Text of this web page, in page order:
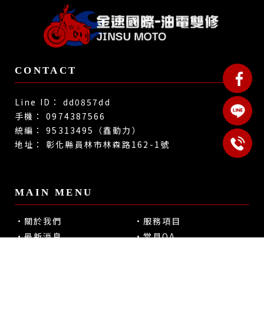
dd0857dd
0974387566
95313495（鑫動力）
彰化縣員林市林森路162-1號
關於我們
服務項目
最新消息
常見QA